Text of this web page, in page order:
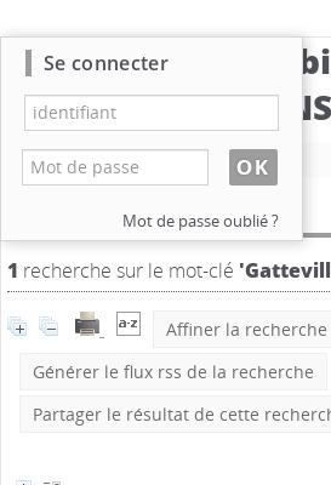
Catalogue de la
du
Nouvelle recherche
Résultat de la recherche
1 recherche sur le mot-clé
Affiner la recherche
Générer le flux rss de la recherche
Partager le résultat de cette
Se connecter
Mot de passe oublié ?